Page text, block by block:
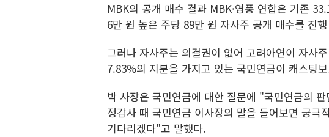
MBK의 공개 매수 결과 MBK·영풍 연합은 기존
6만 원 높은 주당 89만 원 자사주 공개 매수를 진
그러나 자사주는 의결권이 없어 고려아연이 자사
7.83%의 지분을 가지고 있는 국민연금이 캐스팅
박 사장은 국민연금에 대한 질문에 "국민연금의
정감사 때 국민연금 이사장의 말을 들어보면 궁극
기다리겠다"고 말했다.